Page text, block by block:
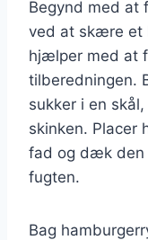
Begynd med at
ved at skære et
hjælper med at
tilberedningen.
sukker i en
skinken. Placer
fad og dæk den
fugten.
Bag